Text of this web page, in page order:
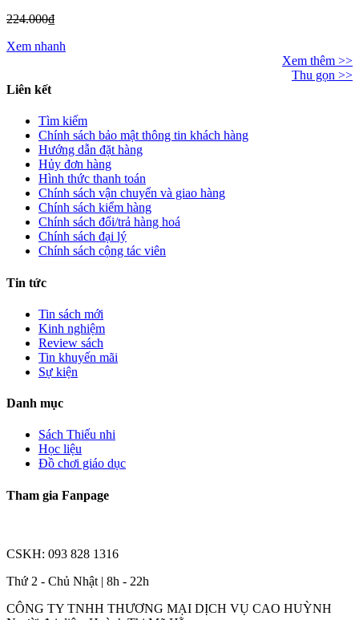
224.000₫
Xem nhanh
Xem thêm >>
Thu gọn >>
Liên kết
Tìm kiếm
Chính sách bảo mật thông tin khách hàng
Hướng dẫn đặt hàng
Hủy đơn hàng
Hình thức thanh toán
Chính sách vận chuyển và giao hàng
Chính sách kiểm hàng
Chính sách đổi/trả hàng hoá
Chính sách đại lý
Chính sách cộng tác viên
Tin tức
Tin sách mới
Kinh nghiệm
Review sách
Tin khuyến mãi
Sự kiện
Danh mục
Sách Thiếu nhi
Học liệu
Đồ chơi giáo dục
Tham gia Fanpage
CSKH: 093 828 1316
Thứ 2 - Chủ Nhật | 8h - 22h
CÔNG TY TNHH THƯƠNG MẠI DỊCH VỤ CAO HUỲNH